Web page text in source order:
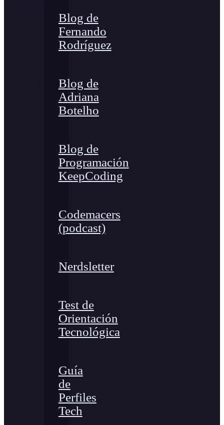
Blog de
Fernando
Rodríguez
Blog de
Adriana
Botelho
Blog de
Programación
KeepCoding
Codemacers
(podcast)
Nerdsletter
Test de
Orientación
Tecnológica
Guía
de
Perfiles
Tech